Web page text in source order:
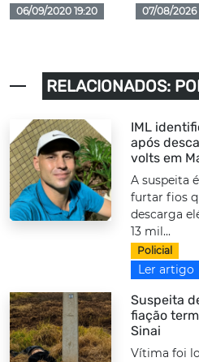
06/09/2020 19:20 07/08/2026
RELACIONADOS:
IML
após
volts em
A suspeita
furtar fios
descarga
13 mil...
Policial
Ler artigo
Suspeita
fiação
Sinai
Vítima foi